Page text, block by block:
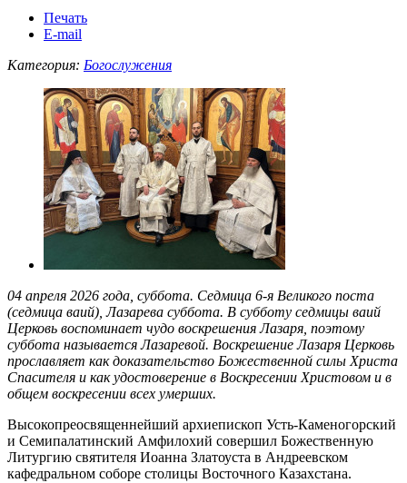
Печать
E-mail
Категория: Богослужения
04 апреля 2026 года, суббота. Седмица 6-я Великого поста
(седмица ваий), Лазарева суббота. В субботу седмицы ваий
Церковь воспоминает чудо воскрешения Лазаря, поэтому
суббота называется Лазаревой. Воскрешение Лазаря Церковь
прославляет как доказательство Божественной силы Христа
Спасителя и как удостоверение в Воскресении Христовом и в
общем воскресении всех умерших.
Высокопреосвященнейший архиепископ Усть-Каменогорский
и Семипалатинский Амфилохий совершил Божественную
Литургию святителя Иоанна Златоуста в Андреевском
кафедральном соборе столицы Восточного Казахстана.